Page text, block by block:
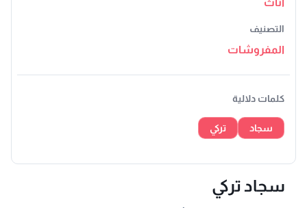
أثاث
التصنيف
المفروشات
كلمات دلالية
سجاد تركي
سجاد تركي